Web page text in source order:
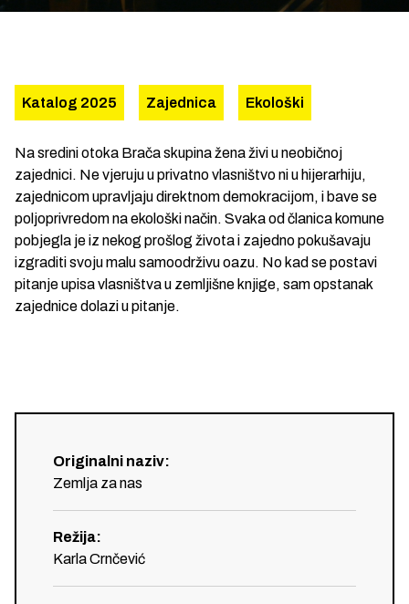
Katalog 2025 Zajednica Ekološki
Na sredini otoka Brača skupina žena živi u neobičnoj
zajednici. Ne vjeruju u privatno vlasništvo ni u hijerarhiju,
zajednicom upravljaju direktnom demokracijom, i bave se
poljoprivredom na ekološki način. Svaka od članica komune
pobjegla je iz nekog prošlog života i zajedno pokušavaju
izgraditi svoju malu samoodrživu oazu. No kad se postavi
pitanje upisa vlasništva u zemljišne knjige, sam opstanak
zajednice dolazi u pitanje.
Originalni naziv:
Zemlja za nas
Režija:
Karla Crnčević